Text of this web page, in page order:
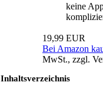
keine
19,99 EUR
Bei Amazon
MwSt., zzgl.
Inhaltsverzeichnis